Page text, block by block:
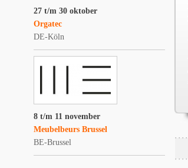
27 t/m 30 oktober
Orgatec
DE-Köln
8 t/m 11 november
Meubelbeurs Brussel
BE-Brussel